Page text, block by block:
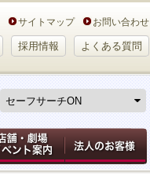
サイトマップ お問い合わせ
採用情報 よくある質問